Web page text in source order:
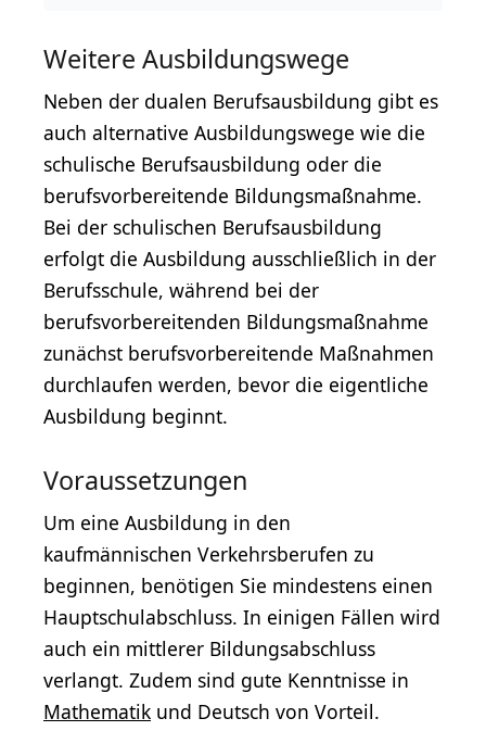
Weitere Ausbildungswege
Neben der dualen Berufsausbildung gibt es
auch alternative Ausbildungswege wie die
schulische Berufsausbildung oder die
berufsvorbereitende Bildungsmaßnahme.
Bei der schulischen Berufsausbildung
erfolgt die Ausbildung ausschließlich in der
Berufsschule, während bei der
berufsvorbereitenden Bildungsmaßnahme
zunächst berufsvorbereitende Maßnahmen
durchlaufen werden, bevor die eigentliche
Ausbildung beginnt.
Voraussetzungen
Um eine Ausbildung in den
kaufmännischen Verkehrsberufen zu
beginnen, benötigen Sie mindestens einen
Hauptschulabschluss. In einigen Fällen wird
auch ein mittlerer Bildungsabschluss
verlangt. Zudem sind gute Kenntnisse in
Mathematik und Deutsch von Vorteil.